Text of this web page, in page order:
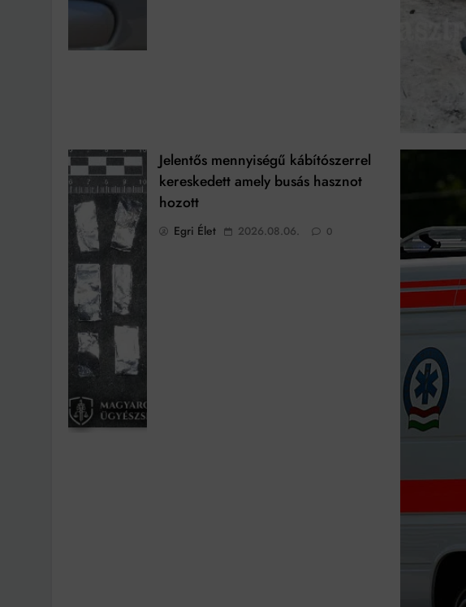
Jelentős mennyiségű kábítószerrel
kereskedett amely busás hasznot
hozott
Egri Élet 2026.08.06. 0